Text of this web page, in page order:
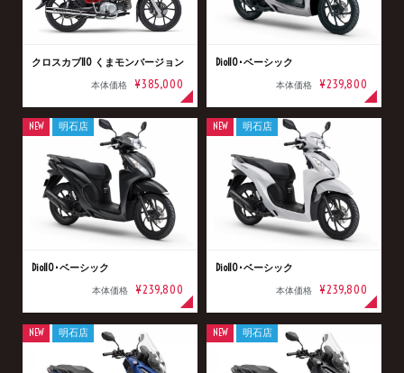
クロスカブ110 くまモンバージョン
本体価格 ¥385,000
Dio110･ベーシック
本体価格 ¥239,800
Dio110･ベーシック
本体価格 ¥239,800
NEW 明石店
Dio110･ベーシック
本体価格 ¥239,800
NEW 明石店
NEW 明石店 NEW 明石店